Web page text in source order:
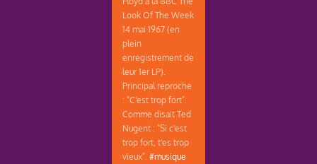
Look Of The Week
14 mai 1967 (en
plein
enregistrement de
leur 1er LP).
Principal reproche
: "C'est trop fort".
Comme disait Ted
Nugent : "Si c'est
trop fort, t'es trop
vieux".#musique